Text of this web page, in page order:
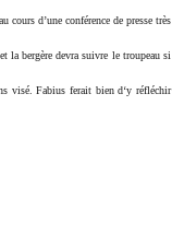
d’une conférence de presse très
la bergère devra suivre le troupeau si
visé. Fabius ferait bien d‘y réfléchir